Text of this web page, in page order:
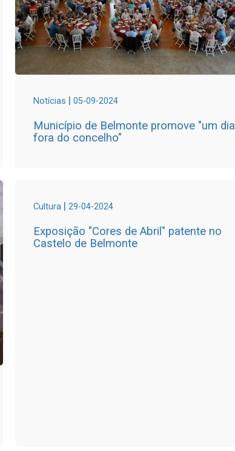
Notícias | 05-09-2024
Município de Belmonte promove "um dia
fora do concelho"
Cultura | 29-04-2024
Exposição "Cores de Abril" patente no
Castelo de Belmonte